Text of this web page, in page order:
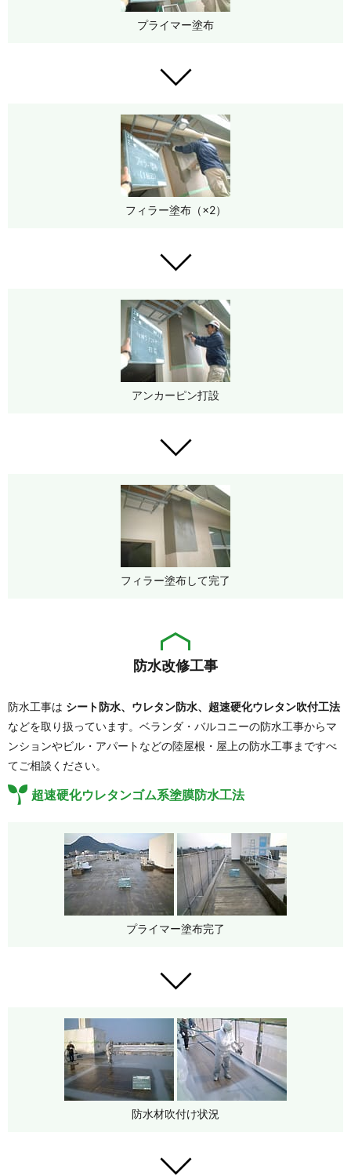
プライマー塗布
フィラー塗布（×2）
アンカーピン打設
フィラー塗布して完了
防水改修工事
防水工事は シート防水、ウレタン防水、超速硬化ウレタン吹付工法
などを取り扱っています。ベランダ・バルコニーの防水工事からマ
ンションやビル・アパートなどの陸屋根・屋上の防水工事まですべ
てご相談ください。
超速硬化ウレタンゴム系塗膜防水工法
プライマー塗布完了
防水材吹付け状況